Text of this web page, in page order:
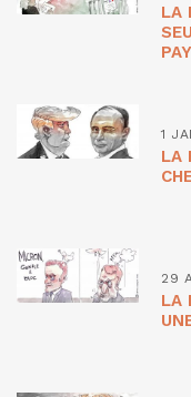
LA
1
LA
29
LA